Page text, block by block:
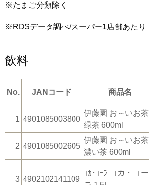
※たまご分類除く
※RDSデータ調べ/スーパー1店舗あたり
飲料
No. JANコード 商品名
1 4901085003800
伊藤園 お～いお茶
緑茶 600ml
2 4901085002605
伊藤園 お～いお茶
濃い茶 600ml
3 4902102141109
ｺｶ･ｺｰﾗ コカ・コー